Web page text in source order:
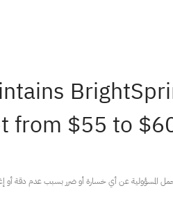
from $55 to